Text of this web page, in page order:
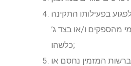
בפעילותו התקינה
מהספקים ו/או בצד ג’
כלשהו;
המזמין נחסם או